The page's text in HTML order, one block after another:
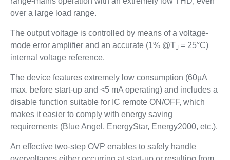
over a large load range.
The output voltage is controlled by means of a voltage-
mode error amplifier and an accurate (1% @TJ = 25°C)
internal voltage reference.
The device features extremely low consumption (60µA
max. before start-up and <5 mA operating) and includes a
disable function suitable for IC remote ON/OFF, which
makes it easier to comply with energy saving
requirements (Blue Angel, EnergyStar, Energy2000, etc.).
An effective two-step OVP enables to safely handle